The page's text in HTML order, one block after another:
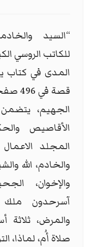
“السيد
للكاتب الروسي
المدى في كتاب
قصة
الجهيم،
الأقاصيص
المجلد
والخادم، الله
والإخوان،
آسرحدون
والمرض، ثلاثة
صلاة أُم، لماذا،